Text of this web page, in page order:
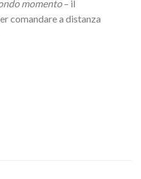
momento– il
comandare a distanza